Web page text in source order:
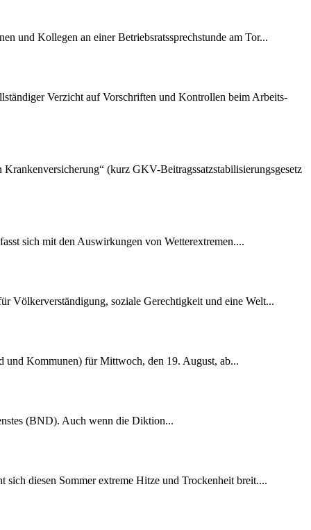
und Kollegen an einer Betriebsratssprechstunde am Tor...
Verzicht auf Vorschriften und Kontrollen beim Arbeits-
(kurz GKV-Beitragssatzstabilisierungsgesetz
sich mit den Auswirkungen von Wetterextremen....
Völkerverständigung, soziale Gerechtigkeit und eine Welt...
und Kommunen) für Mittwoch, den 19. August, ab...
(BND). Auch wenn die Diktion...
diesen Sommer extreme Hitze und Trockenheit breit....